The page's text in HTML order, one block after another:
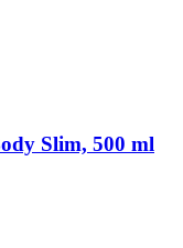
Slim, 500 ml